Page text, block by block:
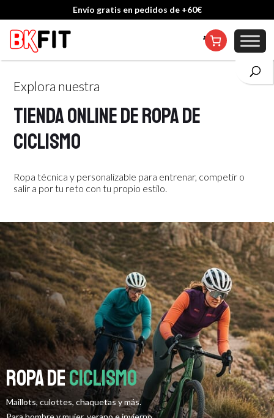
Cambio de talla incluido, excepto en personalizados
Explora nuestra
Tienda online de ropa de
ciclismo
Ropa técnica y personalizable para entrenar, competir o
salir a por tu reto con tu propio estilo.
Ropa deciclismo
Maillots, culottes, chaquetas y más.